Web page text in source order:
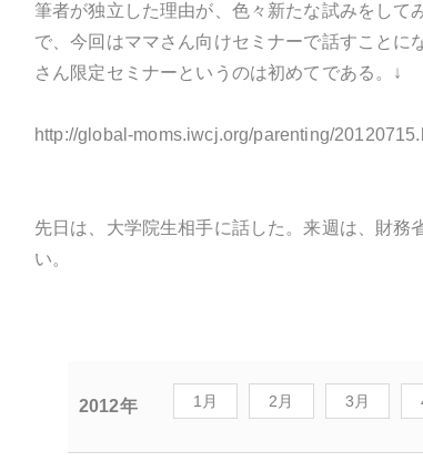
筆者が独立した理由が、色々新たな試みをし
で、今回はママさん向けセミナーで話すこと
さん限定セミナーというのは初めてである。↓
http://global-moms.iwcj.org/parenting/
先日は、大学院生相手に話した。来週は、財
い。
2012年 1月 2月 3月